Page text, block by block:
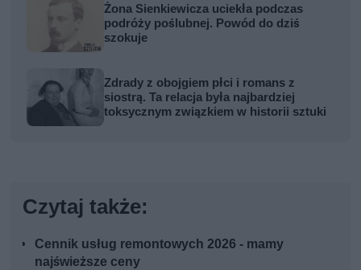
Żona Sienkiewicza uciekła podczas
podróży poślubnej. Powód do dziś
szokuje
Zdrady z obojgiem płci i romans z
siostrą. Ta relacja była najbardziej
toksycznym związkiem w historii sztuki
Czytaj także:
Cennik usług remontowych 2026 - mamy
najświeższe ceny